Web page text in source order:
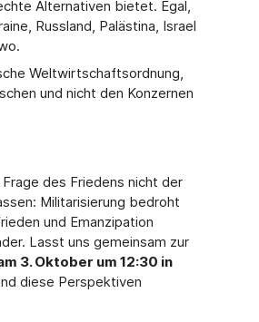
Alternativen bietet. Egal,
Russland, Palästina, Israel
Weltwirtschaftsordnung,
und nicht den Konzernen
des Friedens nicht der
Militarisierung bedroht
und Emanzipation
Lasst uns gemeinsam zur
3. Oktober um 12:30 in
diese Perspektiven